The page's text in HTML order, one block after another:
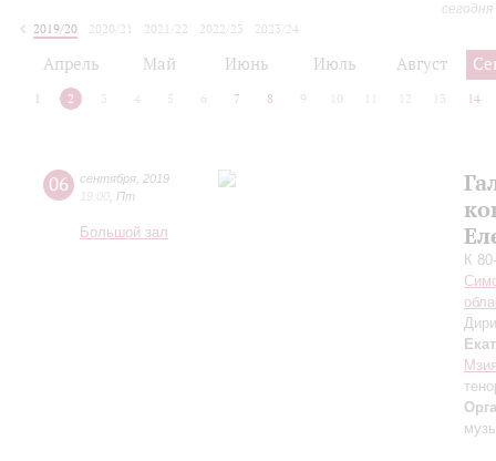
2019/20
2020/21 2021/22 2022/23
2023/24
Апрель Май Июнь Июль Август
1 2 3 4 5 6 7 8 9 10 12 13 14
06 сентября 2019
19:00 Пт
Большой зал
К